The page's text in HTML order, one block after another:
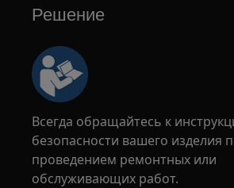
Решение
Всегда обращайтесь к
безопасности вашего изделия
проведением ремонтных или
обслуживающих работ.